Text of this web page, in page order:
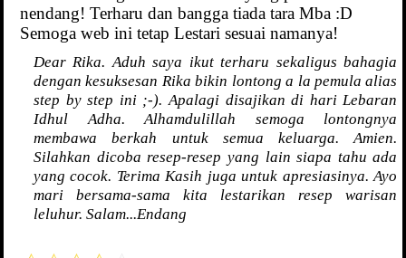
nendang! Terharu dan bangga tiada tara Mba :D
Semoga web ini tetap Lestari sesuai namanya!
Dear Rika. Aduh saya ikut terharu sekaligus bahagia
dengan kesuksesan Rika bikin lontong a la pemula alias
step by step ini ;-). Apalagi disajikan di hari Lebaran
Idhul Adha. Alhamdulillah semoga lontongnya
membawa berkah untuk semua keluarga. Amien.
Silahkan dicoba resep-resep yang lain siapa tahu ada
yang cocok. Terima Kasih juga untuk apresiasinya. Ayo
mari bersama-sama kita lestarikan resep warisan
leluhur. Salam...Endang